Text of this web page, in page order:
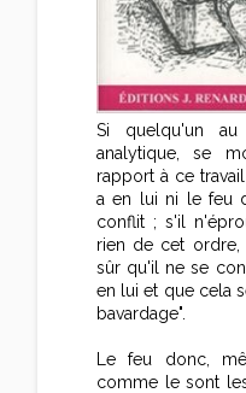
Si quelqu'un
analytique, se
rapport à ce
a en lui ni le feu
conflit ; s'il
rien de cet
sûr qu'il ne se
en lui et que cela
bavardage".
Le feu donc,
comme le sont